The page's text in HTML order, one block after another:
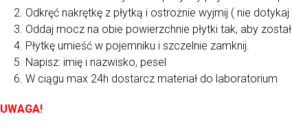
2. Odkręć nakrętkę z płytką i ostrożnie wyjmij ( nie dotykaj
3. Oddaj mocz na obie powierzchnie płytki tak, aby
4. Płytkę umieść w pojemniku i szczelnie zamknij.
5. Napisz: imię i nazwisko, pesel
6. W ciągu max 24h dostarcz materiał do laboratorium
UWAGA!